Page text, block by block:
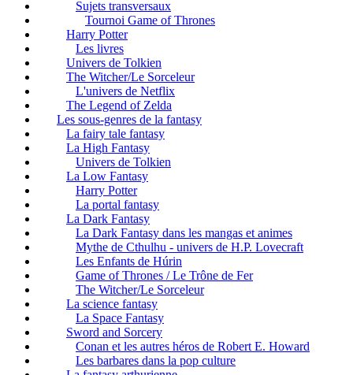
Sujets transversaux
Tournoi Game of Thrones
Harry Potter
Les livres
Univers de Tolkien
The Witcher/Le Sorceleur
L'univers de Netflix
The Legend of Zelda
Les sous-genres de la fantasy
La fairy tale fantasy
La High Fantasy
Univers de Tolkien
La Low Fantasy
Harry Potter
La portal fantasy
La Dark Fantasy
La Dark Fantasy dans les mangas et animes
Mythe de Cthulhu - univers de H.P. Lovecraft
Les Enfants de Húrin
Game of Thrones / Le Trône de Fer
The Witcher/Le Sorceleur
La science fantasy
La Space Fantasy
Sword and Sorcery
Conan et les autres héros de Robert E. Howard
Les barbares dans la pop culture